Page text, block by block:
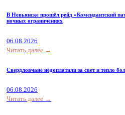
В Невьянске прошёл рейд «Комендантский
ночных ограничениях
06.08.2026
Читать далее →
Свердловчане недоплатили за свет и тепло
06.08.2026
Читать далее →